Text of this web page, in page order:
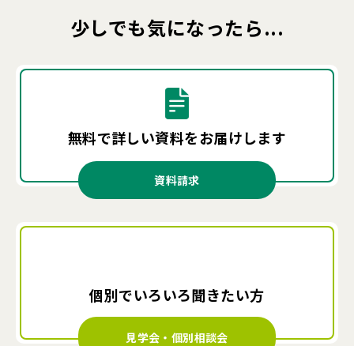
少しでも気になったら...
無料で詳しい資料をお届けします
資料請求
個別でいろいろ聞きたい方
見学会・個別相談会